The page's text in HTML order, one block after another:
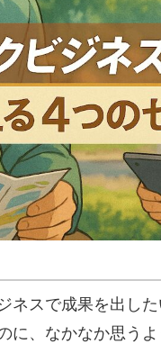
ネスで成果を出した
に、なかなか思う